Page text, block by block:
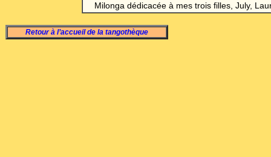
Milonga dédicacée à mes trois filles, July,
Retour à l’accueil de la tangothèque